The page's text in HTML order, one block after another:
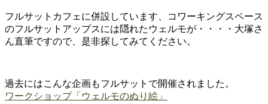
フルサットカフェに併設しています、コワーキングスペース
のフルサットアップスには隠れたウェルモが・・・・大塚さ
ん直筆ですので、是非探してみてください。
過去にはこんな企画もフルサットで開催されました。
ワークショップ「ウェルモのぬり絵」